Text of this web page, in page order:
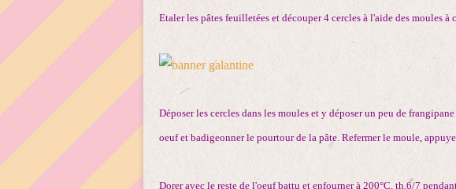
Etaler les pâtes feuilletées et découper 4 cercles à l'aide des moules à
Déposer les cercles dans les moules et y déposer un peu de
oeuf et badigeonner le pourtour de la pâte. Refermer le moule,
Dorer avec le reste de l'oeuf battu et enfourner à 200°C, th.6/7